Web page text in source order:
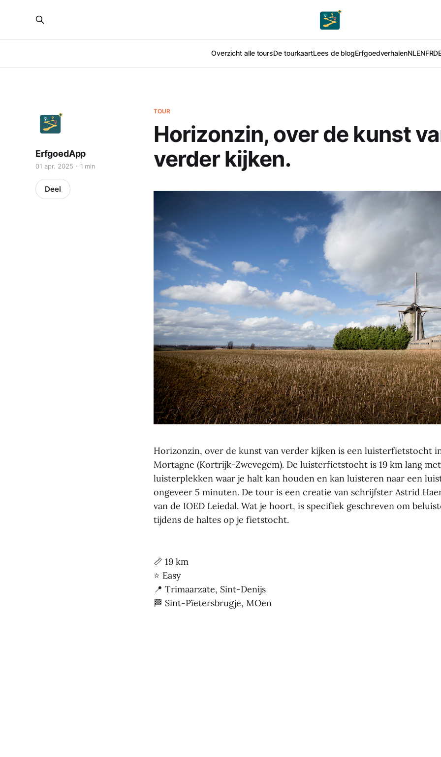
Overzicht alle toursDe tourkaartLees de blogErfgoedverhalenNLENFR
TOUR
Horizonzin, over de kunst
verder kijken.
ErfgoedApp
01 apr. 2025 1 min
Deel
Horizonzin, over de kunst van verder kijken is een luisterfietstocht
Mortagne (Kortrijk-Zwevegem). De luisterfietstocht is 19 km lang
luisterplekken waar je halt kan houden en kan luisteren naar een
ongeveer 5 minuten. De tour is een creatie van schrijfster Astrid
van de IOED Leiedal. Wat je hoort, is specifiek geschreven om
tijdens de haltes op je fietstocht.
📏 19 km
⭐ Easy
📍 Trimaarzate, Sint-Denijs
🏁 Sint-Pïetersbrugje, MOen